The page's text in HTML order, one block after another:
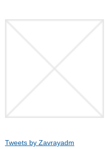
Tweets by Zavrayadm